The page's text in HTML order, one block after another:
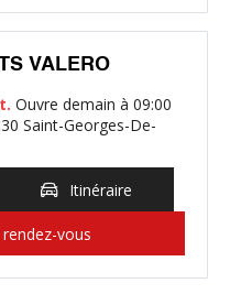
VALERO
Ouvre demain à 09:00
Saint-Georges-De-
Itinéraire
vous